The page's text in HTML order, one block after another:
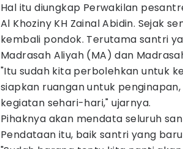
Hal itu diungkap Perwakilan
Al Khoziny KH Zainal Abidin. Sejak
kembali pondok. Terutama santri
Madrasah Aliyah (MA) dan
"Itu sudah kita perbolehkan untuk
siapkan ruangan untuk
kegiatan sehari-hari," ujarnya.
Pihaknya akan mendata seluruh
Pendataan itu, baik santri yang